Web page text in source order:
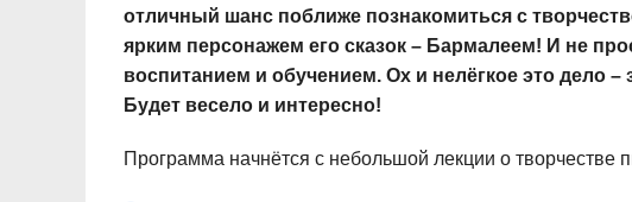
отличный шанс поближе познакомиться с
ярким персонажем его сказок – Бармалеем! И не
воспитанием и обучением. Ох и нелёгкое это дело –
Будет весело и интересно!
Программа начнётся с небольшой лекции о творчестве